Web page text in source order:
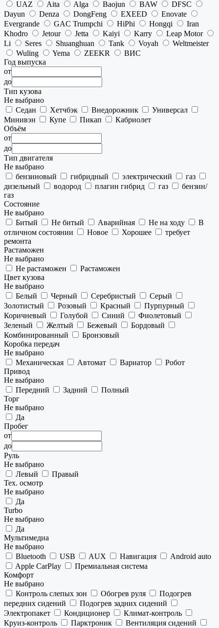
UAZ
Aita Alga Baojun BAW
DFSC
Dayun
Denza DongFeng EXEED
Enovate
Evergrande
GAC Trumpchi HiPhi Hongqi
Iran
Khodro
Jetour Jetta Kaiyi Karry
Leap Motor
Li
Seres Shuanghuan Tank Voyah
Weltmeister
Wuling
Yema ZEEKR
ВИС
Год выпуска
от
до
Тип кузова
Не выбрано
Седан
Хетчбэк Внедорожник
Универсал
Минивэн
Купе Пикап
Кабриолет
Объём
от
до
Тип двигателя
Не выбрано
бензиновый
гибридный электрический
газ
дизельный
водород плагин гибрид газ
бензин/
газ
Состояние
Не выбрано
Битый
Не битый Аварийная Не на ходу
В
отличном состоянии
Новое Хорошее
требует
ремонта
Растаможен
Не выбрано
Не растаможен
Растаможен
Цвет кузова
Не выбрано
Белый
Черный Серебристый
Серый
Золотистый
Розовый Красный
Пурпурный
Коричневый
Голубой Синий
Фиолетовый
Зеленый
Желтый Бежевый
Бордовый
Комбинированный
Бронзовый
Коробка передач
Не выбрано
Механическая
Автомат Вариатор
Робот
Привод
Не выбрано
Передний
Задний
Полный
Торг
Не выбрано
Да
Пробег
от
до
Руль
Не выбрано
Левый
Правый
Тех. осмотр
Не выбрано
Да
Turbo
Не выбрано
Да
Мультимедиа
Не выбрано
Bluetooth
USB AUX Навигация
Android auto
Apple CarPlay
Премиальная система
Комфорт
Не выбрано
Контроль слепых зон
Обогрев руля
Подогрев
передних сидений
Подогрев задних сидений
Электропакет
Кондиционер
Климат-контроль
Круиз-контроль
Парктроник
Вентиляция сидений